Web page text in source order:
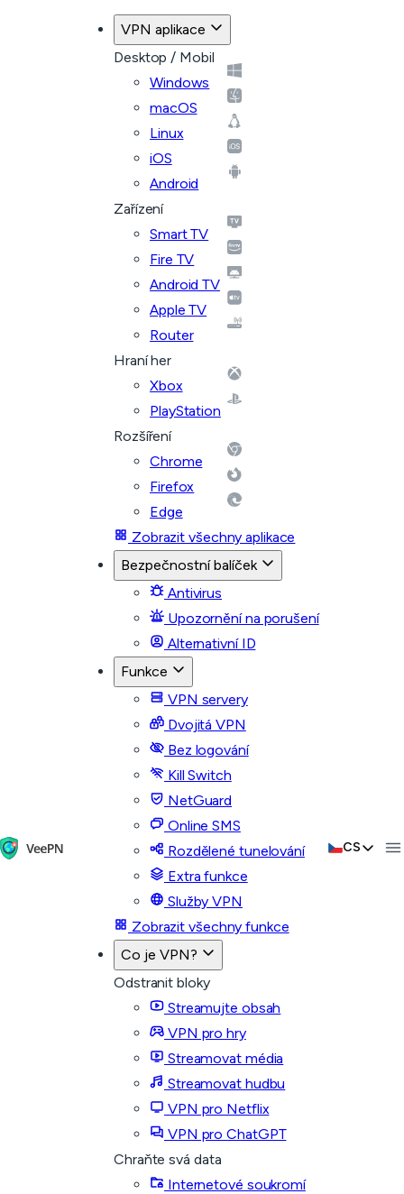
VPN aplikace
Desktop / Mobil
Windows
macOS
Linux
iOS
Android
Zařízení
Smart TV
Fire TV
Android TV
Apple TV
Router
Hraní her
Xbox
PlayStation
Rozšíření
Chrome
Firefox
Edge
Zobrazit všechny aplikace
Bezpečnostní balíček
Antivirus
Upozornění na porušení
Alternativní ID
Funkce
VPN servery
Dvojitá VPN
Bez logování
Kill Switch
NetGuard
Online SMS
Rozdělené tunelování
Extra funkce
Služby VPN
Zobrazit všechny funkce
Co je VPN?
Odstranit bloky
Streamujte obsah
VPN pro hry
Streamovat média
Streamovat hudbu
VPN pro Netflix
VPN pro ChatGPT
Chraňte svá data
Internetové soukromí
CS